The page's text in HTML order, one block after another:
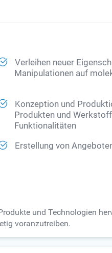
Verleihen neuer
Manipulationen auf
Konzeption und
Produkten und
Funktionalitäten
Erstellung von
und Technologien
voranzutreiben.